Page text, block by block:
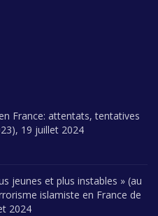
France: attentats, tentatives
19 juillet 2024
jeunes et plus instables » (au
islamiste en France de
2024